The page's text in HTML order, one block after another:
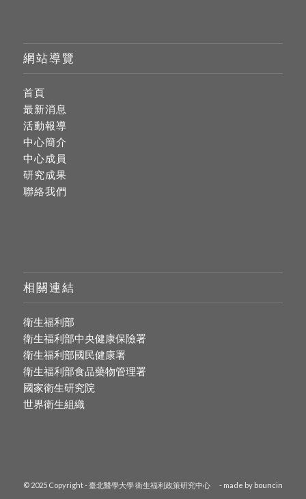
網站導覽
首頁
最新消息
活動報導
中心簡介
中心成員
研究成果
聯絡我們
相關連結
衛生福利部
衛生福利部中央健康保險署
衛生福利部國民健康署
衛生福利部食品藥物管理署
國家衛生研究院
世界衛生組織
© 2025 Copyright - 臺北醫學大學 衛生福利政策研究中心 - made by bouncin